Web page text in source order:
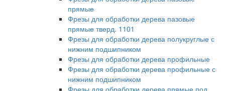
прямые
Фрезы для обработки дерева пазовые
прямые тверд. 1101
Фрезы для обработки дерева полукруглые с
нижним подшипником
Фрезы для обработки дерева профильные
Фрезы для обработки дерева профильные с
нижним подшипником
Фрезы для обработки дерева прямые под